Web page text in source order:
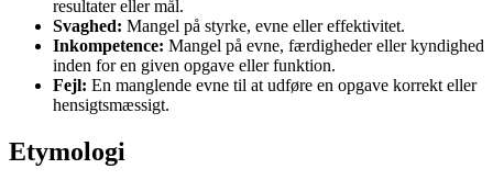
resultater eller mål.
Svaghed: Mangel på styrke, evne eller effektivitet.
Inkompetence: Mangel på evne, færdigheder eller kyndighed
inden for en given opgave eller funktion.
Fejl: En manglende evne til at udføre en opgave korrekt eller
hensigtsmæssigt.
Etymologi